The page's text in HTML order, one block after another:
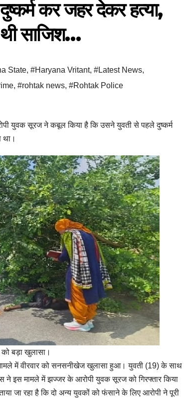
कर जहर देकर हत्या,
साजिश…
State, #Haryana Vritant, #Latest News,
, #rohtak news, #Rohtak Police
युवक सूरज ने कबूल किया है कि उसने युवती से पहले दुष्कर्म
था।
बड़ा खुलासा।
में वीरवार को सनसनीखेज खुलासा हुआ। युवती (19) के साथ
ने इस मामले में झज्जर के आरोपी युवक सूरज को गिरफ्तार किया
जा रहा है कि दो अन्य युवकों को फंसाने के लिए आरोपी ने पूरी